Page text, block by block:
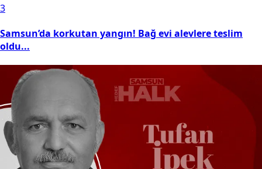
3
Samsun’da korkutan yangın! Bağ evi alevlere teslim
oldu...